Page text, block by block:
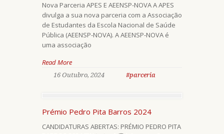
Nova Parceria APES E AEENSP-NOVA A APES
divulga a sua nova parceria com a Associação
de Estudantes da Escola Nacional de Saúde
Pública (AEENSP-NOVA). A AEENSP-NOVA é
uma associação
Read More
16 Outubro, 2024 #parceria
Prémio Pedro Pita Barros 2024
CANDIDATURAS ABERTAS: PRÉMIO PEDRO PITA